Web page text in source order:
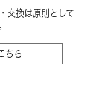
交換は原則として
ちら